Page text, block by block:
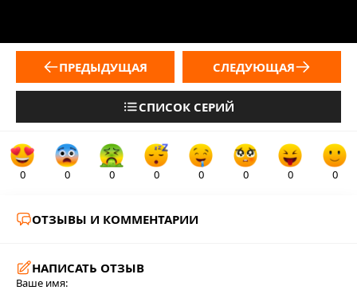
ПРЕДЫДУЩАЯ
СПИСОК СЕРИЙ
СЛЕДУЮЩАЯ
0 0 0 0 0 0 0 0
ОТЗЫВЫ И КОММЕНТАРИИ
НАПИСАТЬ ОТЗЫВ
Ваше имя: